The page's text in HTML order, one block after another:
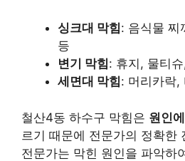
싱크대 막힘: 음식물 찌
등
변기 막힘: 휴지, 물티
세면대 막힘: 머리카락,
철산4동 하수구 막힘은 원인
르기 때문에 전문가의 정확한
전문가는 막힌 원인을 파악하